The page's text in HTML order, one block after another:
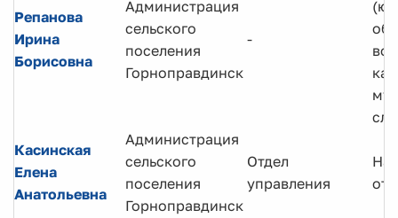
Репанова
Ирина
Борисовна
Администрация
сельского
поселения
Горноправдинск
-
Касинская
Елена
Анатольевна
Администрация
сельского
поселения
Горноправдинск
Отдел
управления